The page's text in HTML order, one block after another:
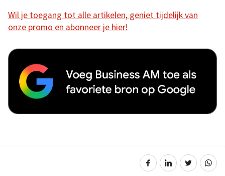
Wil je toegang tot alle artikelen, geniet tijdelijk van
onze promo en abonneer je hier!